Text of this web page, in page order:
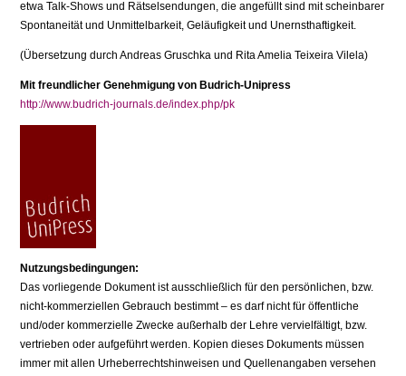
etwa Talk-Shows und Rätselsendungen, die angefüllt sind mit scheinbarer
Sponta­neität und Unmittelbarkeit, Geläufigkeit und Unernsthaftigkeit.
(Übersetzung durch Andreas Gruschka und Rita Amelia Teixeira Vilela)
Mit freundlicher Genehmigung von Budrich-Unipress
http://www.budrich-journals.de/index.php/pk
Nutzungsbedingungen:
Das vorliegende Dokument ist ausschließlich für den persönlichen, bzw.
nicht-kommerziellen Gebrauch bestimmt – es darf nicht für öffentliche
und/oder kommerzielle Zwecke außerhalb der Lehre vervielfältigt, bzw.
vertrieben oder aufgeführt werden. Kopien dieses Dokuments müssen
immer mit allen Urheberrechtshinweisen und Quellenangaben versehen